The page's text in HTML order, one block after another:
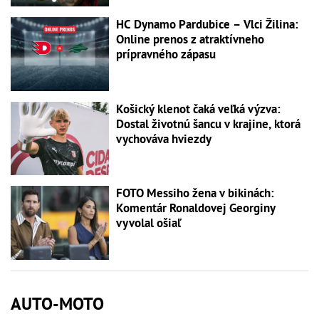
HC Dynamo Pardubice – Vlci Žilina:
Online prenos z atraktívneho
prípravného zápasu
Košický klenot čaká veľká výzva:
Dostal životnú šancu v krajine, ktorá
vychováva hviezdy
FOTO Messiho žena v bikinách:
Komentár Ronaldovej Georginy
vyvolal ošiaľ
AUTO-MOTO